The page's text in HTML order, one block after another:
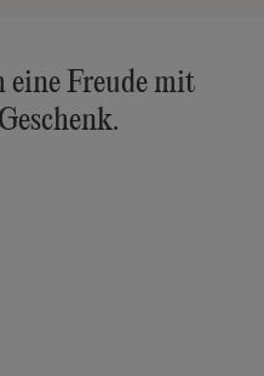
eine Freude mit